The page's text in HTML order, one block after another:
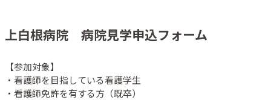
上白根病院 病院見学申込フォーム
【参加対象】
・看護師を目指している看護学生
・看護師免許を有する方（既卒）